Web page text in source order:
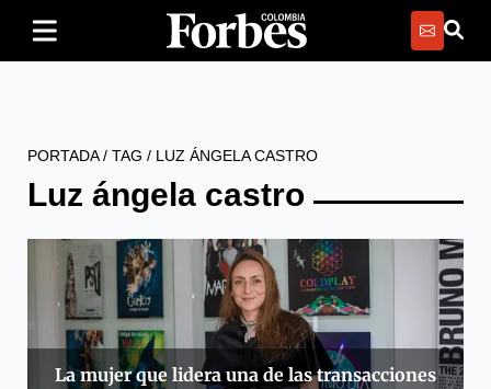
PORTADA/ TAG / LUZ ÁNGELA CASTRO
Luz ángela castro
La mujer que lidera una de las transacciones